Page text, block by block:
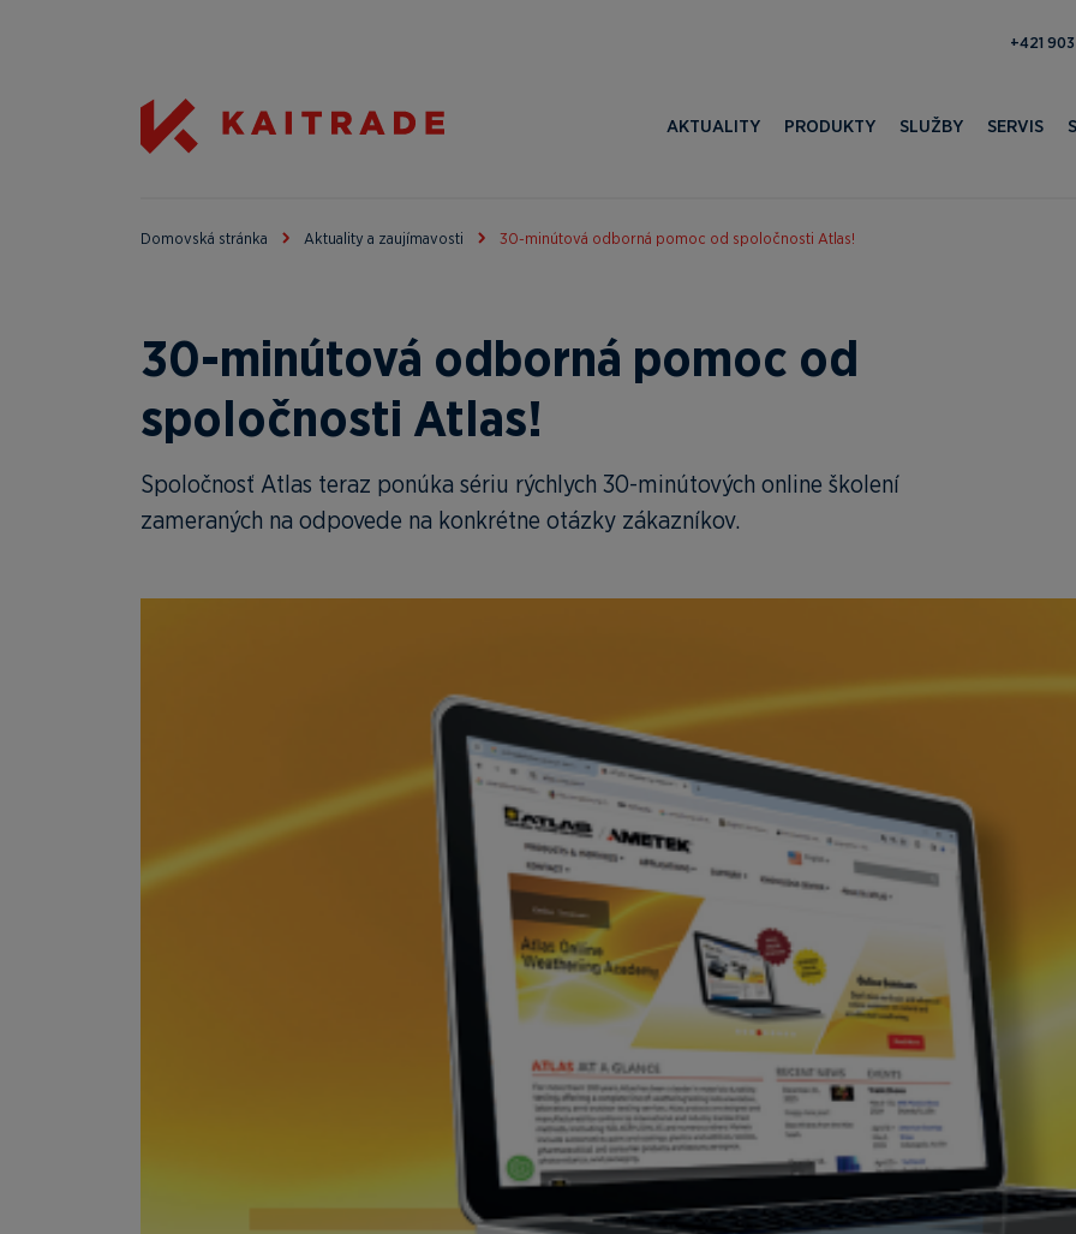
371 052
AKTUALITY PRODUKTY SLUŽBY SERVIS
Domovská stránka Aktuality a zaujímavosti 30-minútová odborná pomoc od spoločnosti Atlas!
30-minútová odborná pomoc od
spoločnosti Atlas!
Spoločnosť Atlas teraz ponúka sériu rýchlych 30-minútových online školení
zameraných na odpovede na konkrétne otázky zákazníkov.